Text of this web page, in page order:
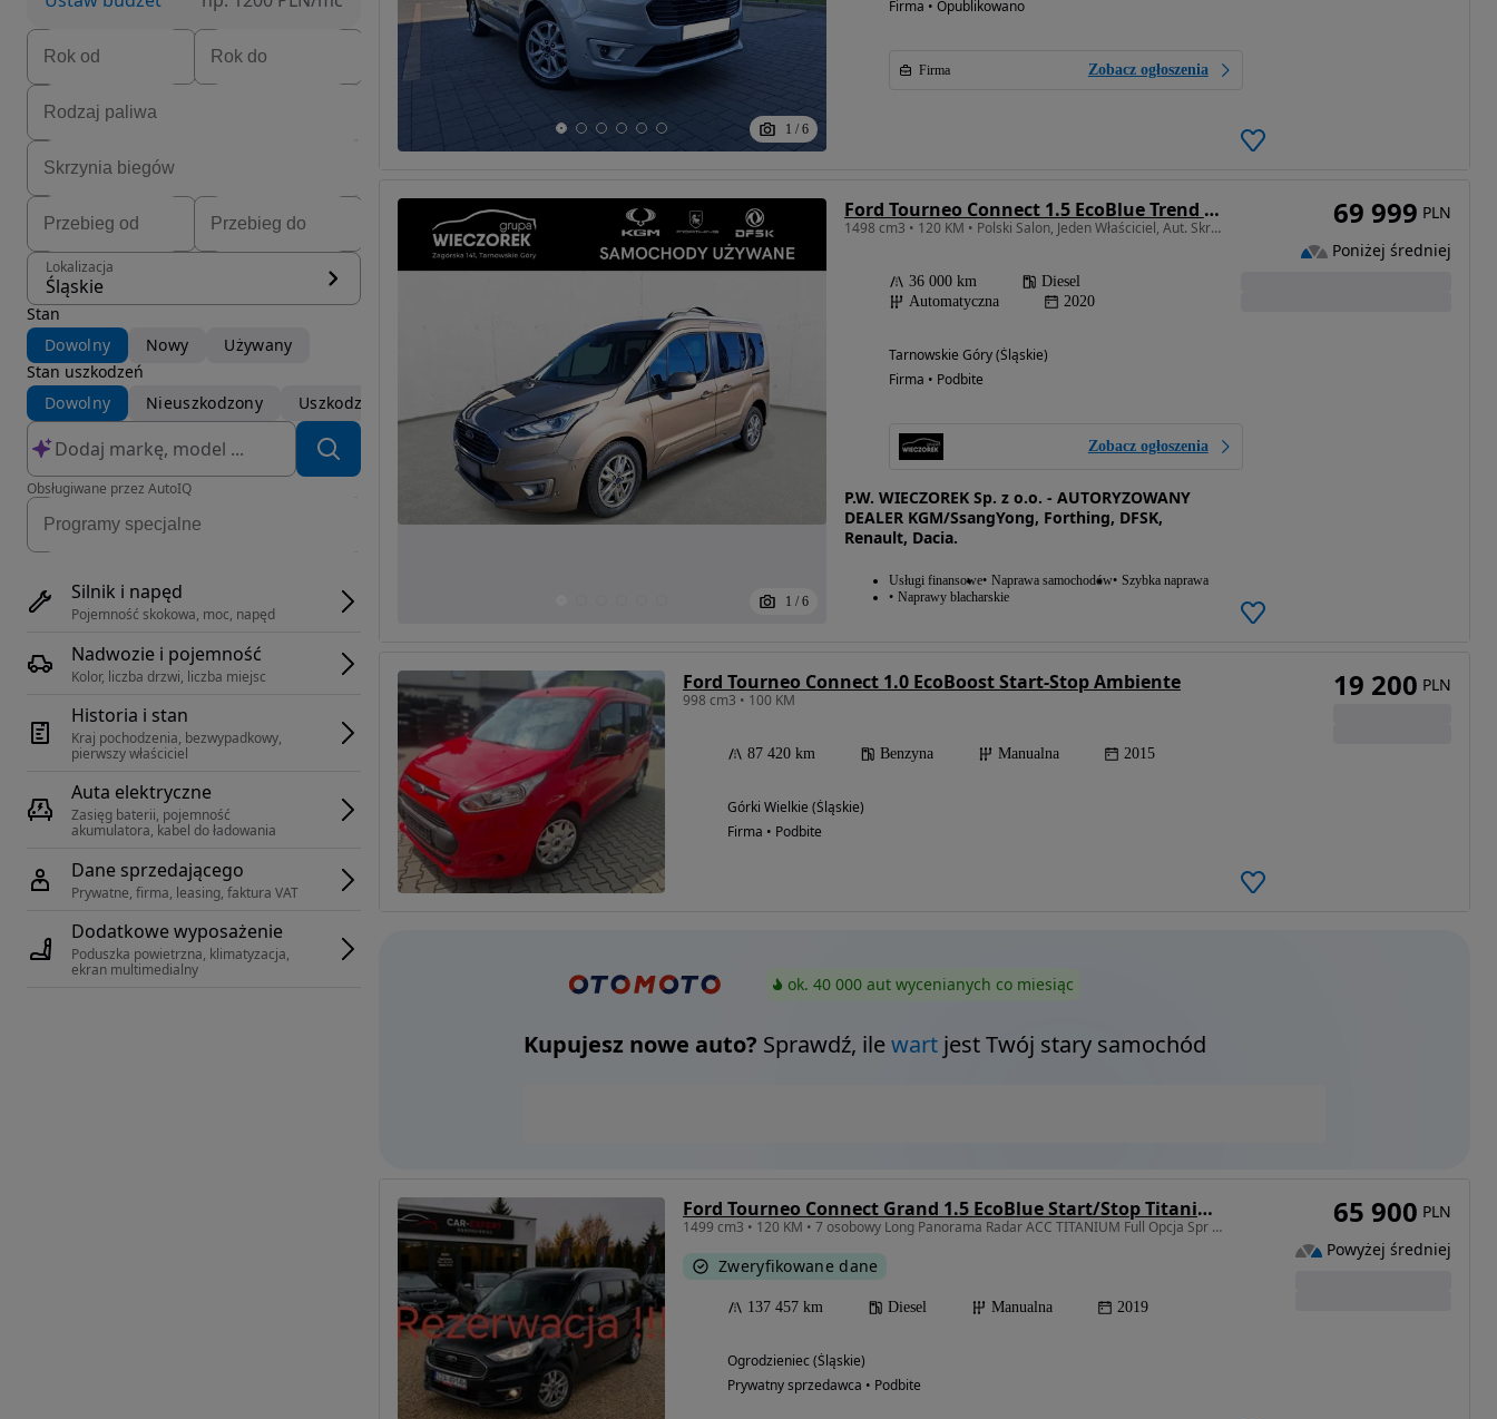
Lokalizacja
Śląskie
Stan
Dowolny
Nowy
Używany
Stan uszkodzeń
Dowolny
Nieuszkodzony Uszkodzony
Obsługiwane przez AutoIQ
Silnik i napęd
Pojemność skokowa, moc, napęd
Nadwozie i pojemność
Kolor, liczba drzwi, liczba miejsc
Historia i stan
Kraj pochodzenia, bezwypadkowy,
pierwszy właściciel
Auta elektryczne
Zasięg baterii, pojemność
akumulatora, kabel do ładowania
Dane sprzedającego
Prywatne, firma, leasing, faktura VAT
Dodatkowe wyposażenie
Poduszka powietrzna, klimatyzacja,
ekran multimedialny
1 / 6
Firma • Opublikowano
Firma Zobacz ogłoszenia
1 / 6
Ford Tourneo Connect 1.5 EcoBlue Trend PowerShift
1498 cm3 • 120 KM • Polski Salon, Jeden Właściciel, Aut. Skrzynia, Serwis ASO
36 000 km
Diesel
Automatyczna
2020
Tarnowskie Góry (Śląskie)
Firma • Podbite
Zobacz ogłoszenia
P.W. WIECZOREK Sp. z o.o. - AUTORYZOWANY
DEALER KGM/SsangYong, Forthing, DFSK,
Renault, Dacia.
Usługi finansowe Naprawa samochodów Szybka naprawa
Naprawy blacharskie
69 999 PLN
Poniżej średniej
Ford Tourneo Connect 1.0 EcoBoost Start-Stop Ambiente
998 cm3 • 100 KM
87 420 km Benzyna Manualna 2015
Górki Wielkie (Śląskie)
Firma • Podbite
19 200 PLN
ok. 40 000 aut wycenianych co miesiąc
Kupujesz nowe auto? Sprawdź, ilewartjest Twój stary samochód
Ford Tourneo Connect Grand 1.5 EcoBlue Start/Stop Titanium
1499 cm3 • 120 KM • 7 osobowy Long Panorama Radar ACC TITANIUM Full Opcja Spr z Niemiec
Zweryfikowane dane
137 457 km Diesel Manualna 2019
Ogrodzieniec (Śląskie)
Prywatny sprzedawca • Podbite
65 900 PLN
Powyżej średniej